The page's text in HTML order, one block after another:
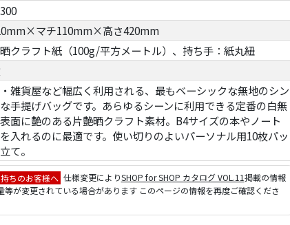
マチ110mm×高さ420mm
クラフト紙（100g/平方メートル）、持ち手：紙丸紐
雑貨屋など幅広く利用される、最もベーシックな無地のシン
手提げバッグです。あらゆるシーンに利用できる定番の白無
面に艶のある片艶晒クラフト素材。B4サイズの本やノート
入れるのに最適です。使い切りのよいパーソナル用10枚パッ
て。
ちのお客様へ 仕様変更によりSHOP for SHOP カタログ VOL.11掲載の情報
等が変更されている場合があります このページの情報を再度ご確認くださ